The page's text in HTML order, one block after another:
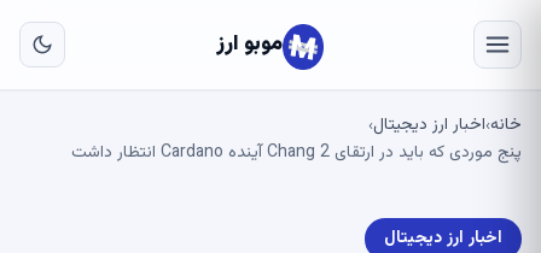
موبو ارز
خانه›اخبار ارز دیجیتال›
پنج موردی که باید در ارتقای Chang 2 آینده Cardano انتظار داشت
اخبار ارز دیجیتال